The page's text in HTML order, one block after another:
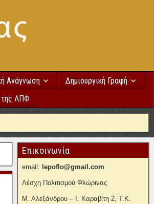
Ανάγνωση
Δημιουργική Γραφή
της ΛΠΦ
Επικοινωνία
email: lepoflo@gmail.com
Λέσχη Πολιτισμού Φλώρινας
Μ. Αλεξάνδρου – Ι. Καραβίτη 2, Τ.Κ.